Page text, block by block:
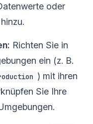
oder
Richten Sie in
ein (z. B.
) mit ihren
Sie Ihre